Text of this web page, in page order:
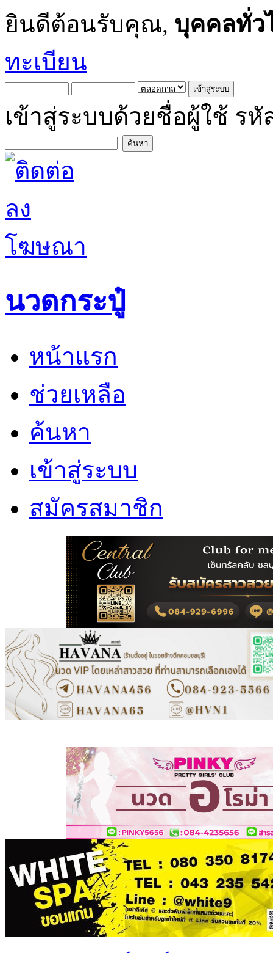
ยินดีต้อนรับคุณ, บุคคลทั่ว
ทะเบียน
เข้าสู่ระบบด้วยชื่อผู้ใช้ รหั
นวดกระปู๋
หน้าแรก
ช่วยเหลือ
ค้นหา
เข้าสู่ระบบ
สมัครสมาชิก